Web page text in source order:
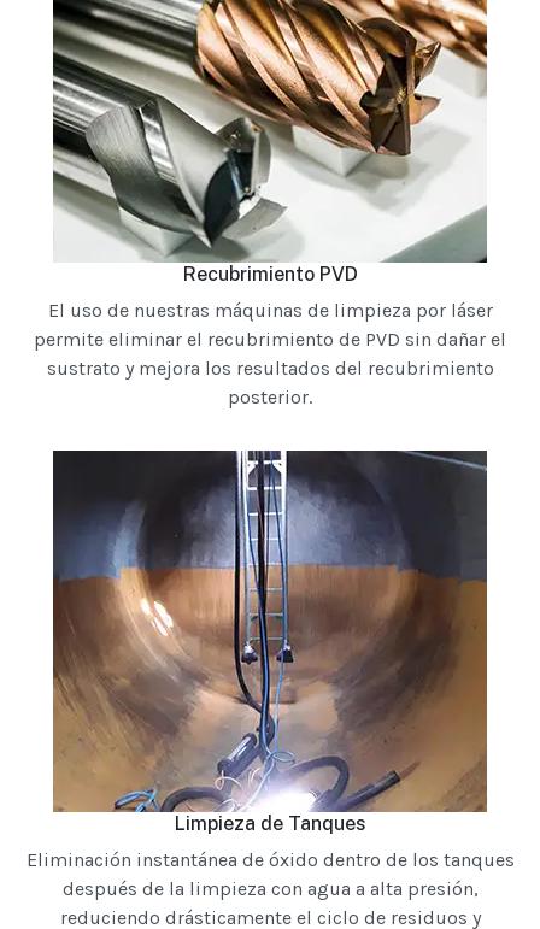
Recubrimiento PVD
El uso de nuestras máquinas de limpieza por láser
permite eliminar el recubrimiento de PVD sin dañar el
sustrato y mejora los resultados del recubrimiento
posterior.
Limpieza de Tanques
Eliminación instantánea de óxido dentro de los tanques
después de la limpieza con agua a alta presión,
reduciendo drásticamente el ciclo de residuos y